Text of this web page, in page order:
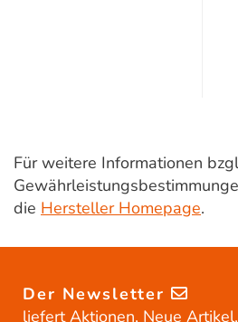
Für weitere Informationen
die Hersteller Homepage.
Der Newsletter
liefert Aktionen, Neue